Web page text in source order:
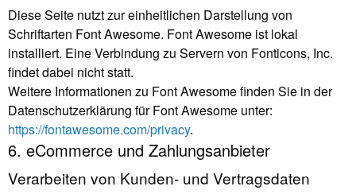
Diese Seite nutzt zur einheitlichen Darstellung von
Schriftarten Font Awesome. Font Awesome ist lokal
installiert. Eine Verbindung zu Servern von Fonticons, Inc.
findet dabei nicht statt.
Weitere Informationen zu Font Awesome finden Sie in der
Datenschutzerklärung für Font Awesome unter:
https://fontawesome.com/privacy.
6. eCommerce und Zahlungs­anbieter
Verarbeiten von Kunden- und Vertragsdaten